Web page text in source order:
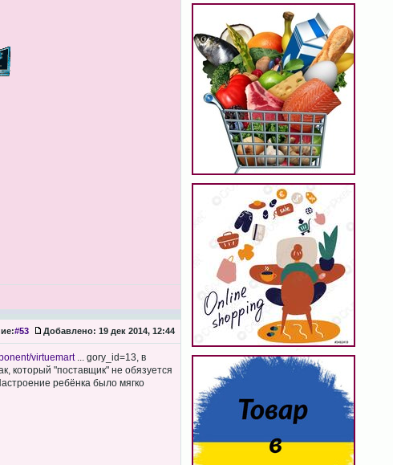
#53 Добавлено: 19 дек 2014, 12:44
virtuemart... gory_id=13, в
который "поставщик" не обязуется
ребёнка было мягко